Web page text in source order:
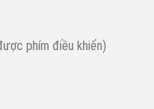
phím điều khiển)